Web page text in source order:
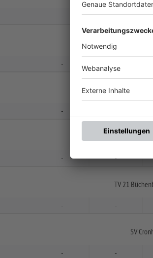
- -
-
-
SV
- -
TV 21
- -
SV
- -